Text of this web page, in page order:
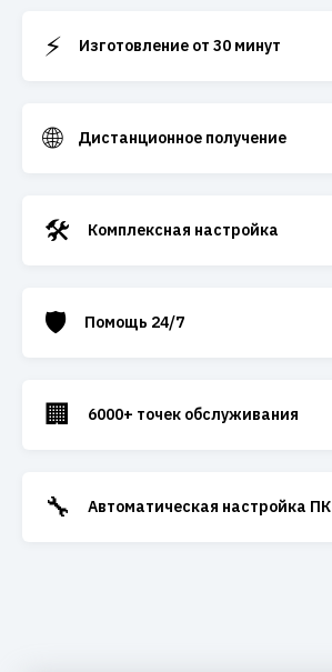
⚡ Изготовление от 30 минут
🌐 Дистанционное получение
🛠️ Комплексная настройка
🛡️ Помощь 24/7
🏢 6000+ точек обслуживания
🔧 Автоматическая настройка ПК